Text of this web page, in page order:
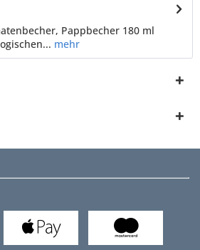
Pappbecher 180 ml
mehr